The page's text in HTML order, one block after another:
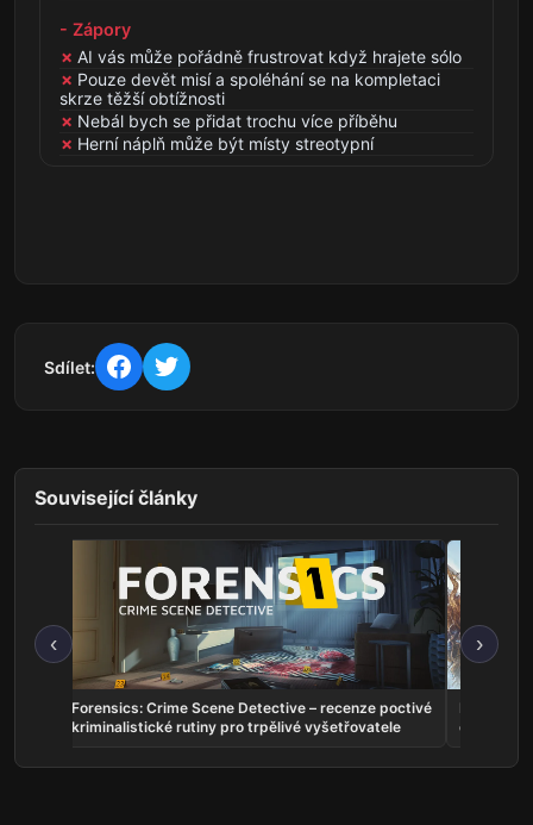
- Zápory
AI vás může pořádně frustrovat když hrajete sólo
Pouze devět misí a spoléhání se na kompletaci
skrze těžší obtížnosti
Nebál bych se přidat trochu více příběhu
Herní náplň může být místy streotypní
Sdílet:
Související články
‹
Echoes of Aincrad: Recenze nedopečeného
dobrodružství s kvalitním soubojovým systémem
Helix:
›